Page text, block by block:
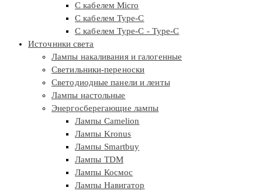
С кабелем Micro
С кабелем Type-C
С кабелем Type-C - Type-C
Источники света
Лампы накаливания и галогенные
Светильники-переноски
Светодиодные панели и ленты
Лампы настольные
Энергосберегающие лампы
Лампы Camelion
Лампы Kronus
Лампы Smartbuy
Лампы TDM
Лампы Космос
Лампы Навигатор